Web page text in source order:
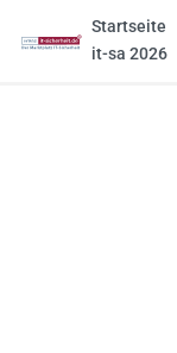
Startseite
it-sa 2026